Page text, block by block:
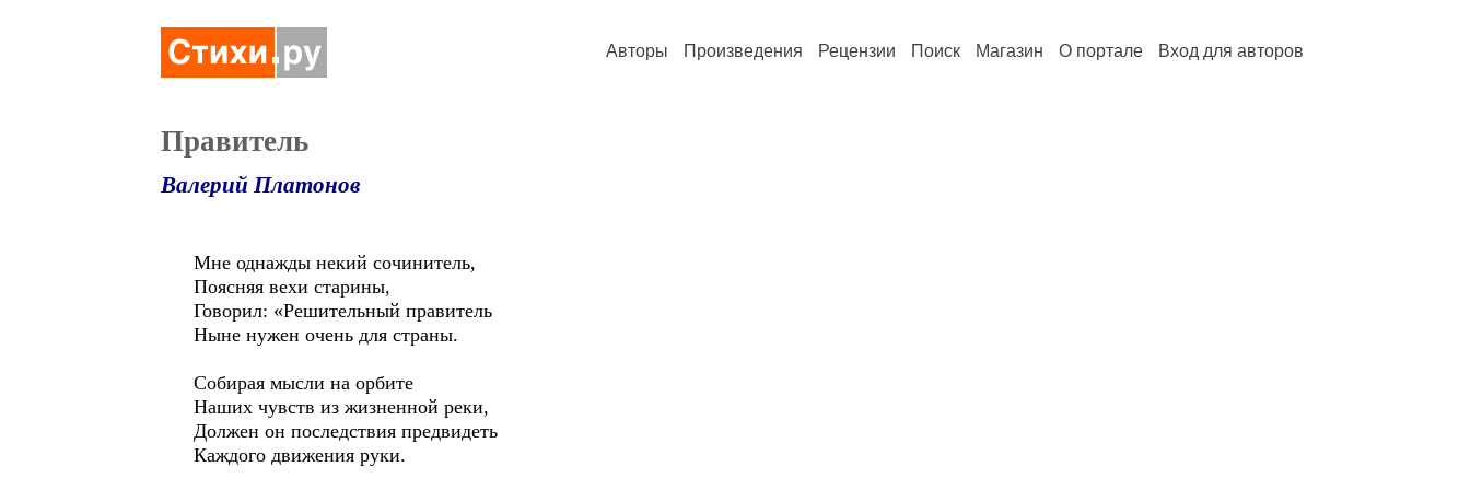
Авторы Произведения Рецензии Поиск Магазин О портале Вход для авторов
Правитель
Валерий Платонов
Мне однажды некий сочинитель,
Поясняя вехи старины,
Говорил: «Решительный правитель
Ныне нужен очень для страны.
Собирая мысли на орбите
Наших чувств из жизненной реки,
Должен он последствия предвидеть
Каждого движения руки.